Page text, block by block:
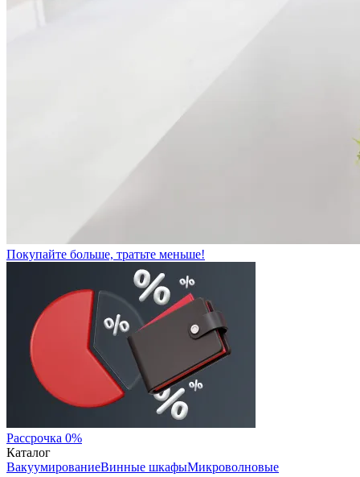
Покупайте больше, тратьте меньше!
Рассрочка 0%
Каталог
ВакуумированиеВинные шкафыМикроволновые